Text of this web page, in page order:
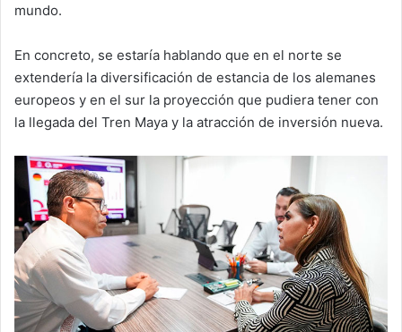
mundo.
En concreto, se estaría hablando que en el norte se
extendería la diversificación de estancia de los alemanes
europeos y en el sur la proyección que pudiera tener con
la llegada del Tren Maya y la atracción de inversión nueva.